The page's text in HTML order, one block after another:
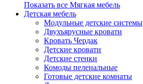
Показать все Мягкая мебель
Детская мебель
Модульные детские системы
Двухъярусные кровати
Кровать Чердак
Детские кровати
Детские стенки
Комоды пеленальные
Готовые детские комнаты